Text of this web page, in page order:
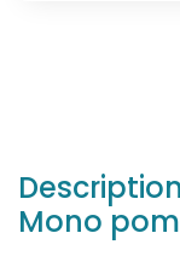
Mono